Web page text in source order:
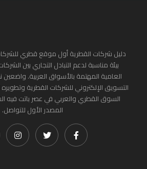
دليل شركات القطرية أول موقع قطري
بيئة مناسبة لدعم التبادل التجاري بين
العامية المهتمة بالأسواق العربية. واضعين
التسويق الإلكتروني للشركات القطرية
السوق القطري والعربي في عصر باتت فيه
المصدر الأول للتواصل.